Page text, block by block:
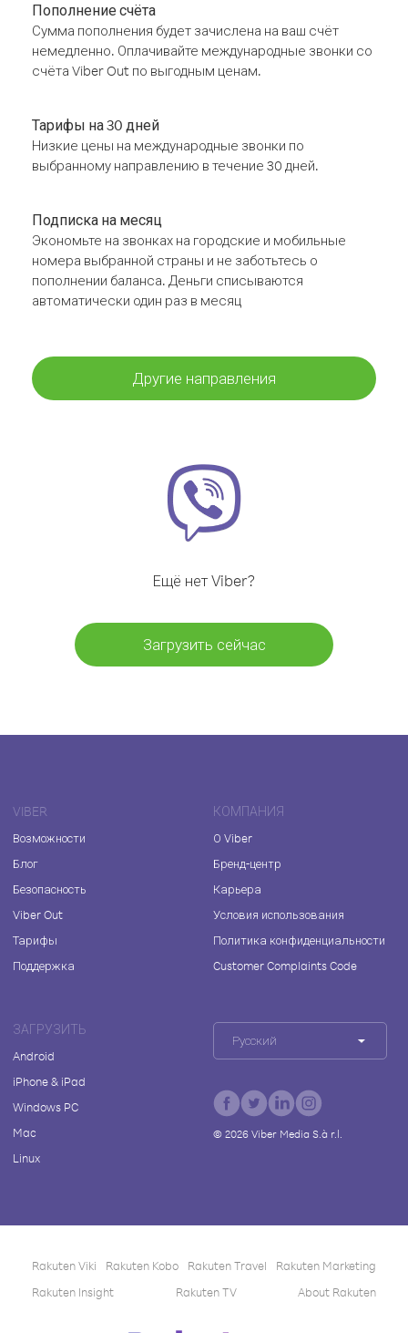
Пополнение счёта
Сумма пополнения будет зачислена на ваш счёт
немедленно. Оплачивайте международные звонки со
счёта Viber Out по выгодным ценам.
Тарифы на 30 дней
Низкие цены на международные звонки по
выбранному направлению в течение 30 дней.
Подписка на месяц
Экономьте на звонках на городские и мобильные
номера выбранной страны и не заботьтесь о
пополнении баланса. Деньги списываются
автоматически один раз в месяц
Другие направления
Ещё нет Viber?
Загрузить сейчас
VIBER
Возможности
Блог
Безопасность
Viber Out
Тарифы
Поддержка
КОМПАНИЯ
О Viber
Бренд-центр
Карьера
Условия использования
Политика конфиденциальности
Customer Complaints Code
ЗАГРУЗИТЬ
Android
iPhone & iPad
Windows PC
Mac
Linux
Русский
© 2026Viber Media S.à r.l.
Rakuten Viki Rakuten Kobo Rakuten Travel
Rakuten Marketing
Rakuten Insight
Rakuten TV About Rakuten